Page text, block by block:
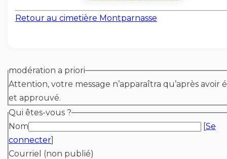
Retour au cimetière Montparnasse
modération a priori
Attention, votre message n’apparaîtra qu’après avoir
et approuvé.
Qui êtes-vous ?
Nom
[Se
connecter]
Courriel (non publié)